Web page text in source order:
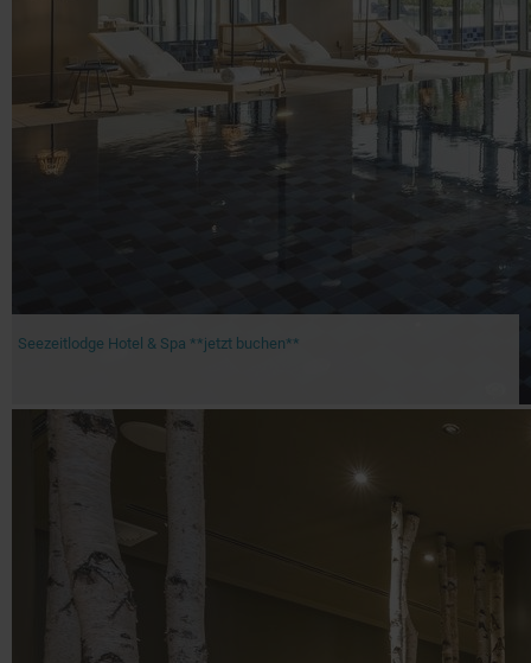
Seezeitlodge Hotel & Spa **jetzt buchen**